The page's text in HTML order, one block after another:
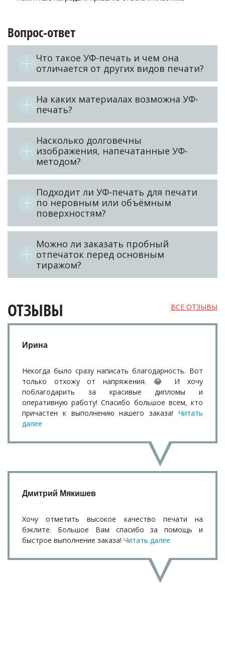
Вопрос-ответ
Что такое УФ-печать и чем она
отличается от других видов печати?
На каких материалах возможна УФ-
печать?
Насколько долговечны
изображения, напечатанные УФ-
методом?
Подходит ли УФ-печать для печати
по неровным или объёмным
поверхностям?
Можно ли заказать пробный
отпечаток перед основным
тиражом?
ОТЗЫВЫ ВСЕ ОТЗЫВЫ
Ирина
Некогда было сразу написать благодарность. Вот
только отхожу от напряжения. 😂 И хочу
поблагодарить за красивые дипломы и
оперативную работу! Спасибо большое всем, кто
причастен к выполнению нашего заказа! Читать
далее
Дмитрий Мякишев
Хочу отметить высокое качество печати на
бэклите. Большое Вам спасибо за помощь и
быстрое выполнение заказа! Читать далее